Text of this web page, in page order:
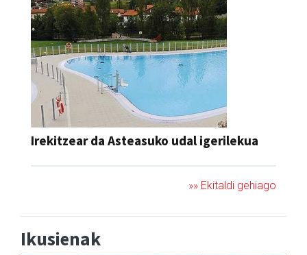
Irekitzear da Asteasuko udal igerilekua